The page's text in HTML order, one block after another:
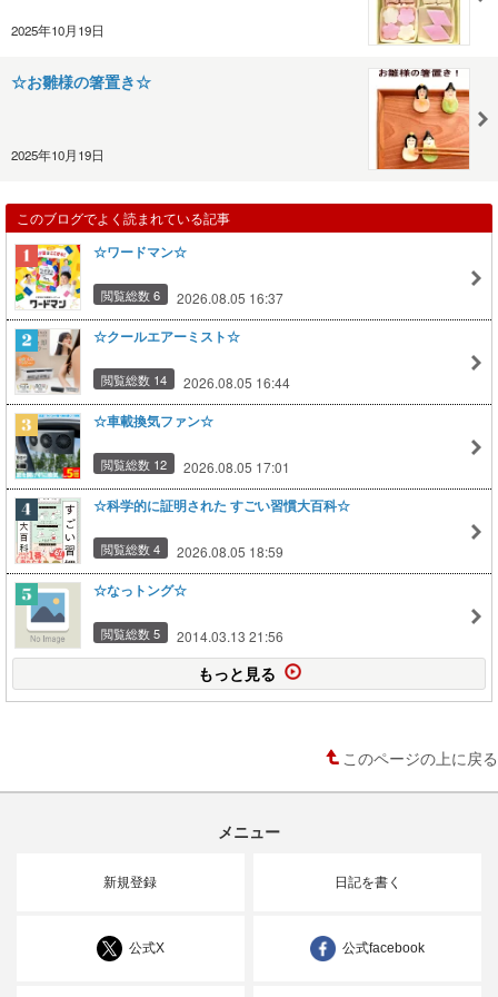
2025年10月19日
☆お雛様の箸置き☆
2025年10月19日
このブログでよく読まれている記事
☆ワードマン☆
閲覧総数 6 2026.08.05 16:37
☆クールエアーミスト☆
閲覧総数 14 2026.08.05 16:44
☆車載換気ファン☆
閲覧総数 12 2026.08.05 17:01
☆科学的に証明された すごい習慣大百科☆
閲覧総数 4 2026.08.05 18:59
☆なっトング☆
閲覧総数 5 2014.03.13 21:56
もっと見る
このページの上に戻る
メニュー
新規登録 日記を書く
公式X 公式facebook